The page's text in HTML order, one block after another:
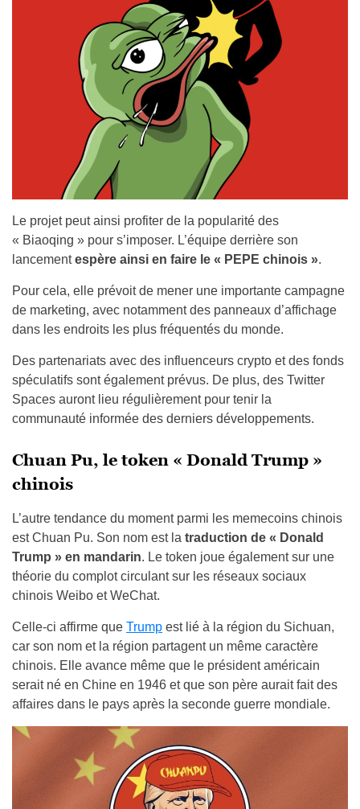
Le projet peut ainsi profiter de la popularité des
« Biaoqing » pour s’imposer. L’équipe derrière son
lancementespère ainsi en faire le « PEPE chinois ».
Pour cela, elle prévoit de mener une importante campagne
de marketing, avec notamment des panneaux d’affichage
dans les endroits les plus fréquentés du monde.
Des partenariats avec des influenceurs crypto et des fonds
spéculatifs sont également prévus. De plus, des Twitter
Spaces auront lieu régulièrement pour tenir la
communauté informée des derniers développements.
Chuan Pu, le token « Donald Trump »
chinois
L’autre tendance du moment parmi les memecoins chinois
est Chuan Pu. Son nom est la traduction de « Donald
Trump » en mandarin. Le token joue également sur une
théorie du complot circulant sur les réseaux sociaux
chinois Weibo et WeChat.
Celle-ci affirme que Trump est lié à la région du Sichuan,
car son nom et la région partagent un même caractère
chinois. Elle avance même que le président américain
serait né en Chine en 1946 et que son père aurait fait des
affaires dans le pays après la seconde guerre mondiale.